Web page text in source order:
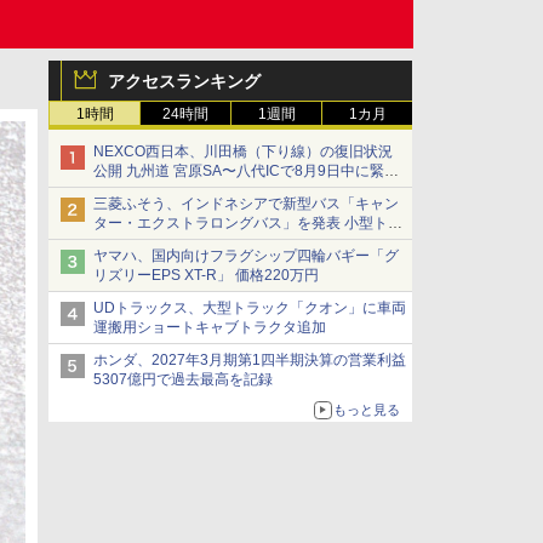
アクセスランキング
1時間 24時間 1週間 1カ月
NEXCO西日本、川田橋（下り線）の復旧状況
公開 九州道 宮原SA〜八代ICで8月9日中に緊急
車両を通行可能に
三菱ふそう、インドネシアで新型バス「キャン
ター・エクストラロングバス」を発表 小型トラ
ックベースの観光・旅客輸送向けバス
ヤマハ、国内向けフラグシップ四輪バギー「グ
リズリーEPS XT-R」 価格220万円
UDトラックス、大型トラック「クオン」に車両
運搬用ショートキャブトラクタ追加
ホンダ、2027年3月期第1四半期決算の営業利益
5307億円で過去最高を記録
もっと見る